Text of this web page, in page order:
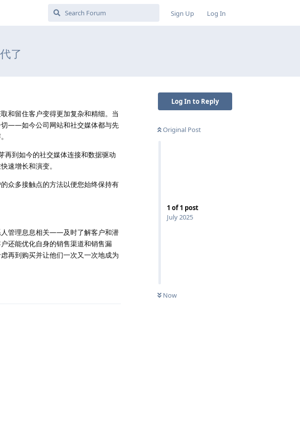
Sign Up Log In
了
Log In to Reply
Original Post
1 of1 post
July 2025
Now
和留住客户变得更加复杂和精细。当
切——如今公司网站和社交媒体都与先
再到如今的社交媒体连接和数据驱动
速增长和演变。
众多接触点的方法以便您始终保持有
人管理息息相关——及时了解客户和潜
还能优化自身的销售渠道和销售漏
再到购买并让他们一次又一次地成为